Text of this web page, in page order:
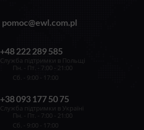
pomoc@ewl.com.pl
+48 222 289 585
Служба підтримки в Польщі
Пн. - Пт. - 7:00 - 21:00
Сб. - 9:00 - 17:00
+38 093 177 50 75
Служба підтримки в Україні
Пн. - Пт. - 7:00 - 21:00
Сб. - 9:00 - 17:00